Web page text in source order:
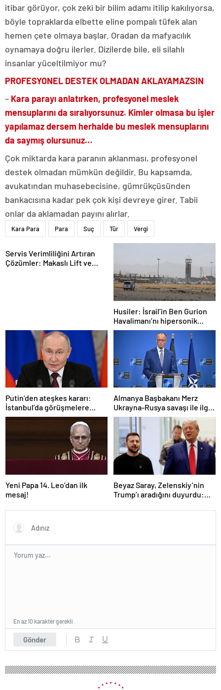
itibar görüyor, çok zeki bir bilim adamı itilip kakılıyorsa,
böyle topraklarda elbette eline pompalı tüfek alan
hemen çete olmaya başlar. Oradan da mafyacılık
oynamaya doğru ilerler. Dizilerde bile, eli silahlı
insanlar yüceltilmiyor mu?
PROFESYONEL DESTEKOLMADAN AKLAYAMAZSIN
– Kara parayı anlatırken, profesyonel meslek
mensuplarını da sıralıyorsunuz. Kimler olmasa bu işler
yapılamaz dersem herhalde bu meslek mensuplarını
da saymış olursunuz…
Çok miktarda kara paranın aklanması, profesyonel
destek olmadan mümkün değildir. Bu kapsamda,
avukatından muhasebecisine, gümrükçüsünden
bankacısına kadar pek çok kişi devreye girer. Tabii
onlar da aklamadan payını alırlar.
Kara Para Para Suç Tür Vergi
Servis Verimliliğini Artıran
Çözümler: Makaslı Lift ve
Husiler: İsrail’in Ben Gurion
Havalimanı’nı hipersonik
füzeyle hedef aldık
Putin’den ateşkes kararı:
İstanbul’da görüşmelere
başlamayı öneriyoruz
Almanya Başbakanı Merz
Ukrayna-Rusya savaşı ile ilgili
konuştu: “Top Moskova’nın
sahasında”
Yeni Papa 14. Leo’dan ilk
mesaj!
Beyaz Saray, Zelenskiy’nin
Trump’ı aradığını duyurdu:
oldu”
Gönder
En az 10 karakter gerekli